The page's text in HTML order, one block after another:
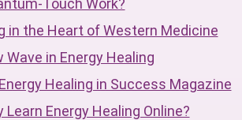
Touch Work?
in the Heart of Western Medicine
Wave in Energy Healing
Healing in Success Magazine
Learn Energy Healing Online?